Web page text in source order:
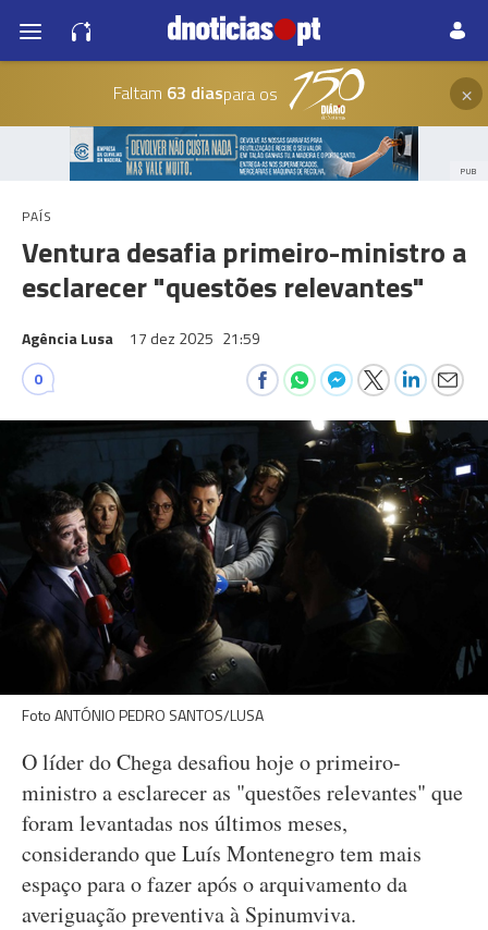
Faltam 63 diaspara os ×
PUB
PAÍS
Ventura desafia primeiro-ministro a
esclarecer "questões relevantes"
Agência Lusa 17 dez 2025 21:59
0
Foto ANTÓNIO PEDRO SANTOS/LUSA
O líder do Chega desafiou hoje o primeiro-
ministro a esclarecer as "questões relevantes" que
foram levantadas nos últimos meses,
considerando que Luís Montenegro tem mais
espaço para o fazer após o arquivamento da
averiguação preventiva à Spinumviva.